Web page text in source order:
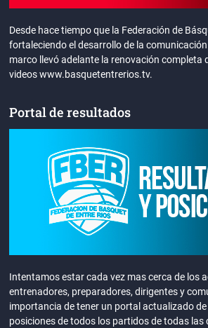
Desde hace tiempo que la Federación de
fortaleciendo el desarrollo de la
marco llevó adelante la renovación completa
videos www.basquetentrerios.tv.
Portal de resultados
Intentamos estar cada vez mas cerca de los
entrenadores, preparadores, dirigentes y
importancia de tener un portal actualizado
posiciones de todos los partidos de todas las